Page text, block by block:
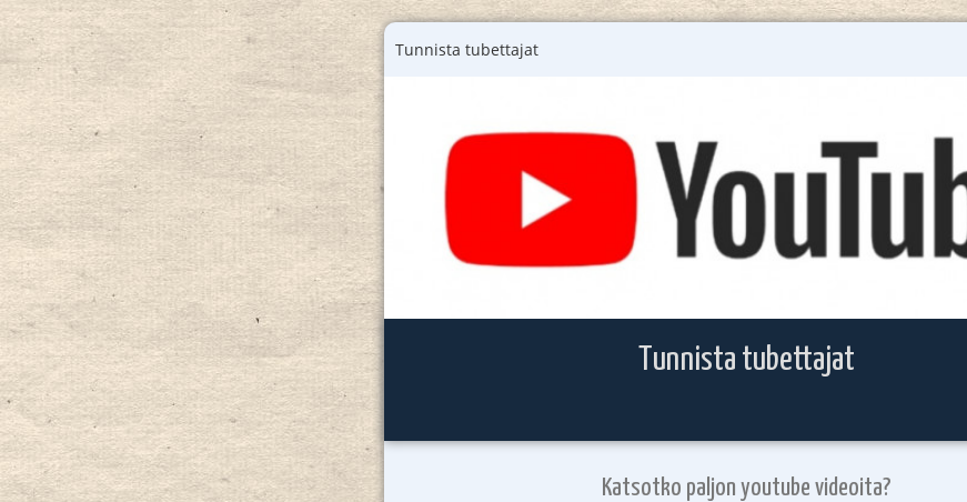
Tunnista tubettajat
Tunnista tubettajat
Katsotko paljon youtube videoita?